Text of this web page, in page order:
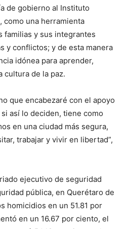
de gobierno al Instituto
como una herramienta
familias y sus integrantes
y conflictos; y de esta manera
idónea para aprender,
cultura de la paz.
que encabezaré con el apoyo
así lo deciden, tiene como
en una ciudad más segura,
trabajar y vivir en libertad”,
ejecutivo de seguridad
pública, en Querétaro de
homicidios en un 51.81 por
en un 16.67 por ciento, el